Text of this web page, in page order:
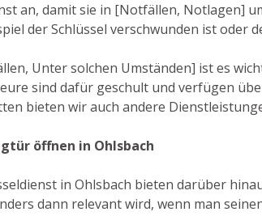
an, damit sie in [Notfällen, Notlagen]
der Schlüssel verschwunden ist oder
Unter solchen Umständen] ist es
sind dafür geschult und verfügen
bieten wir auch andere
öffnen in Ohlsbach
in Ohlsbach bieten darüber
dann relevant wird, wenn man